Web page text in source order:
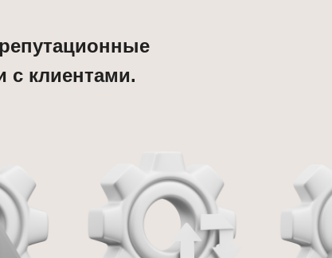
с клиентами.